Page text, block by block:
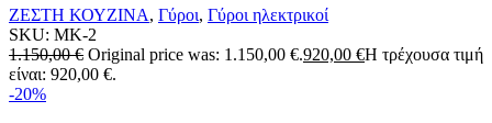
ΖΕΣΤΗ ΚΟΥΖΙΝΑ, Γύροι, Γύροι ηλεκτρικοί
SKU: MK-2
1.150,00€ Original price was: 1.150,00 €.920,00 €Η τρέχουσα τιμή
είναι: 920,00 €.
-20%